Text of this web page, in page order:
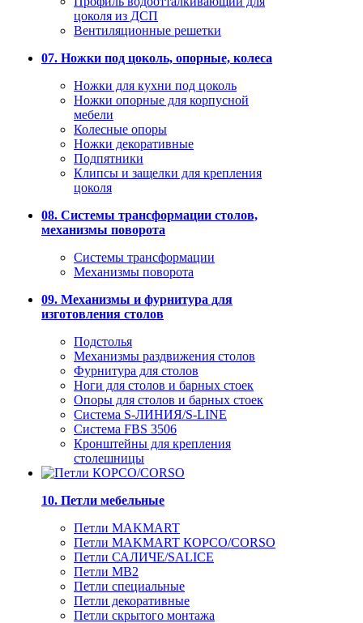
цоколя из ДСП
Вентиляционные решетки
07. Ножки под цоколь, опорные, колеса
Ножки для кухни под цоколь
Ножки опорные для корпусной
мебели
Колесные опоры
Ножки декоративные
Подпятники
Клипсы и защелки для крепления
цоколя
08. Системы трансформации столов,
механизмы поворота
Системы трансформации
Механизмы поворота
09. Механизмы и фурнитура для
изготовления столов
Подстолья
Механизмы раздвижения столов
Фурнитура для столов
Ноги для столов и барных стоек
Опоры для столов и барных стоек
Система S-ЛИНИЯ/S-LINE
Система FBS 3506
Кронштейны для крепления
столешницы
10. Петли мебельные
Петли MAKMART
Петли MAKMART КОРСО/CORSO
Петли САЛИЧЕ/SALICE
Петли MB2
Петли специальные
Петли декоративные
Петли скрытого монтажа